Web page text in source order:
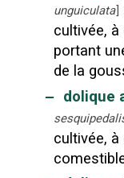
unguiculata]
cultivée,
portant
de la
‒ dolique
cultivée,